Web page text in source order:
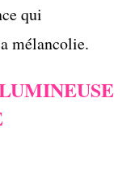
qui
mélancolie.